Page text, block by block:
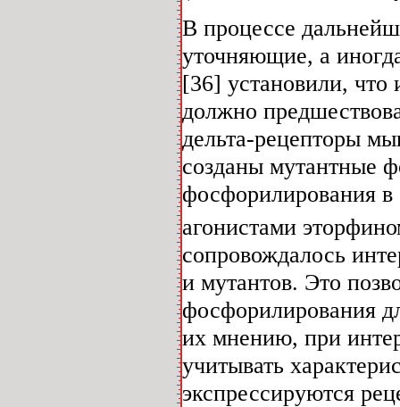
В процессе
уточняющие, а
[36] установили, что
должно
дельта-рецепторы
созданы мутантные
фосфорилирования
агонистами
сопровождалось
и мутантов. Это
фосфорилирования
их мнению, при
учитывать
экспрессируются